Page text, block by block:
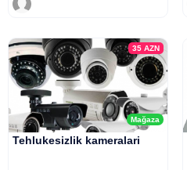
Mağaza
35AZN
Tehlukesizlik kameralari